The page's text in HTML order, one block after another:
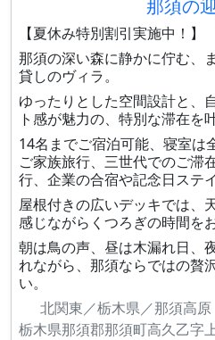
那須の
【夏休み特別割引実施中！】
那須の深い森に静かに佇む、
貸しのヴィラ。
ゆったりとした空間設計と、
ト感が魅力の、特別な滞在を
14名までご宿泊可能、寝室は
ご家族旅行、三世代でのご滞
行、企業の合宿や記念日ステ
屋根付きの広いデッキでは、
感じながらくつろぎの時間を
朝は鳥の声、昼は木漏れ日、
れながら、那須ならではの贅
い。
北関東／栃木県／那須高原
栃木県那須郡那須町高久乙字